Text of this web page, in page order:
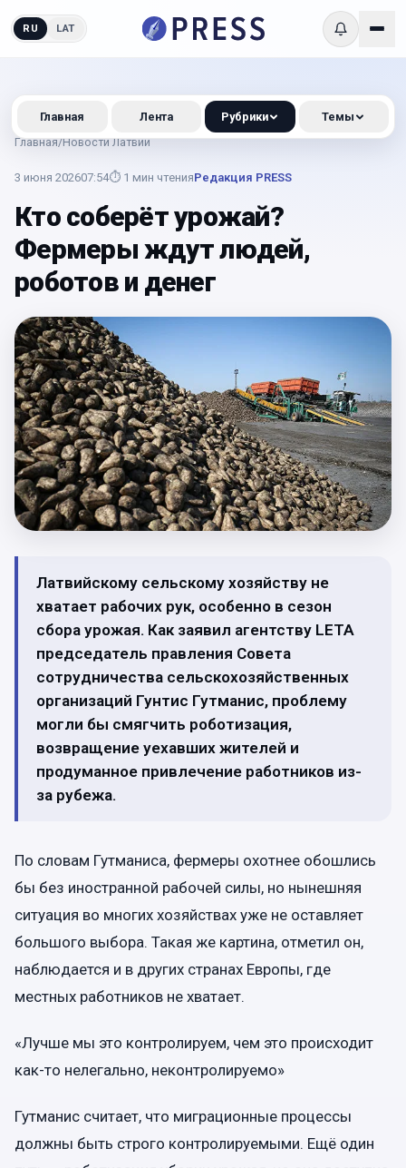
RU LAT
Главная/Новости Латвии
3 июня 202607:54⏱ 1 мин чтенияРедакция PRESS
Кто соберёт урожай?
Фермеры ждут людей,
роботов и денег
Латвийскому сельскому хозяйству не
хватает рабочих рук, особенно в сезон
сбора урожая. Как заявил агентству LETA
председатель правления Совета
сотрудничества сельскохозяйственных
организаций Гунтис Гутманис, проблему
могли бы смягчить роботизация,
возвращение уехавших жителей и
продуманное привлечение работников из-
за рубежа.
По словам Гутманиса, фермеры охотнее обошлись
бы без иностранной рабочей силы, но нынешняя
ситуация во многих хозяйствах уже не оставляет
большого выбора. Такая же картина, отметил он,
наблюдается и в других странах Европы, где
местных работников не хватает.
«Лучше мы это контролируем, чем это происходит
как-то нелегально, неконтролируемо»
Гутманис считает, что миграционные процессы
должны быть строго контролируемыми. Ещё один
Главная Лента Рубрики Темы